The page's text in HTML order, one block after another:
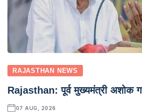
RAJASTHAN NEWS
Rajasthan: पूर्व मुख्यमंत्री अशोक
07 AUG, 2026